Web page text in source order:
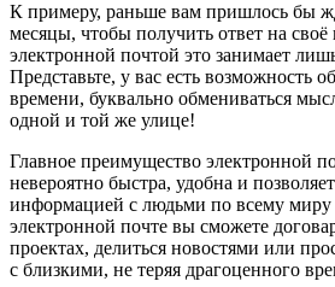
К примеру, раньше вам пришлось бы
месяцы, чтобы получить ответ на
электронной почтой это занимает
Представьте, у вас есть возможность
времени, буквально обмениваться
одной и той же улице!
Главное преимущество электронной
невероятно быстра, удобна и
информацией с людьми по всему миру
электронной почте вы сможете
проектах, делиться новостями или
с близкими, не теряя драгоценного